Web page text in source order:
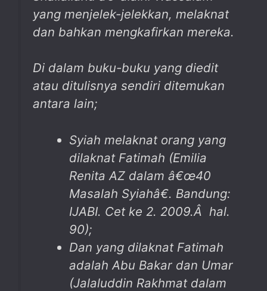
yang menjelek-jelekkan, melaknat
dan bahkan mengkafirkan mereka.
Di dalam buku-buku yang diedit
atau ditulisnya sendiri ditemukan
antara lain;
Syiah melaknat orang yang
dilaknat Fatimah (Emilia
Renita AZ dalam â€œ40
Masalah Syiahâ€. Bandung:
IJABI. Cet ke 2. 2009.Â hal.
90);
Dan yang dilaknat Fatimah
adalah Abu Bakar dan Umar
(Jalaluddin Rakhmat dalam